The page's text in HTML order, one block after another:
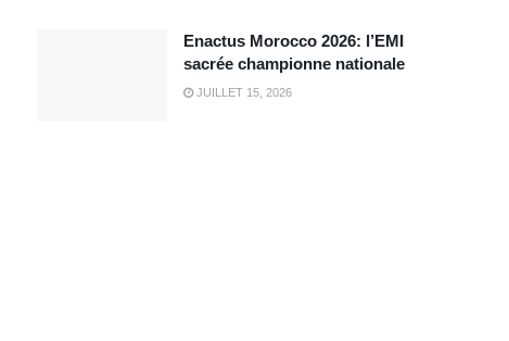
Enactus Morocco 2026: l’EMI
sacrée championne nationale
JUILLET 15, 2026